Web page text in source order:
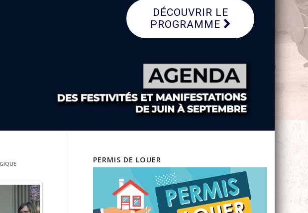
DÉCOUVRIR LE
PROGRAMME
PERMIS DE LOUER